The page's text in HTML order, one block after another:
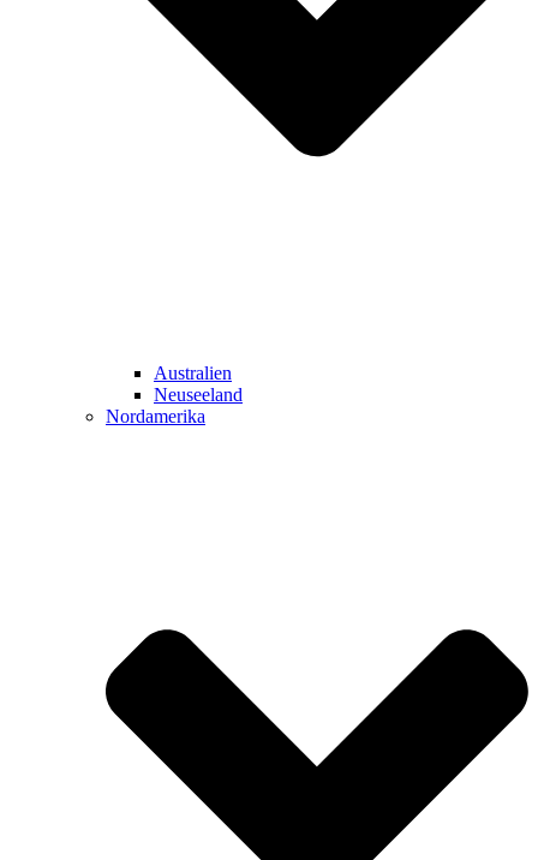
Australien
Neuseeland
Nordamerika